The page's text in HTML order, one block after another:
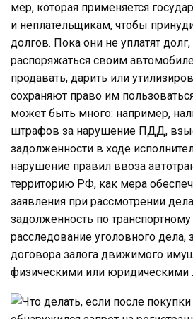
мер, которая применяется
и неплательщикам, чтобы
долгов. Пока они не уплатят
распоряжаться своим
продавать, дарить или
сохраняют право им
может быть много: например,
штрафов за нарушение ПДД,
задолженности в ходе
нарушение правил ввоза
территорию РФ, как мера
заявления при рассмотрении
задолженность по транспортному
расследование уголовного дела,
договора залога движимого
физическими или юридическими